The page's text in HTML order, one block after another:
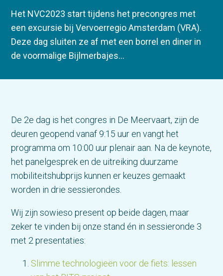
Het NVC2023 start tijdens het precongres met
een excursie bij Vervoerregio Amsterdam (VRA).
Deze dag sluiten ze af met een borrel en diner in
de voormalige Bijlmerbajes…
De 2e dag is het congres in De Meervaart, zijn de
deuren geopend vanaf 9:15 uur en vangt het
programma om 10:00 uur plenair aan. Na de keynote,
het panelgesprek en de uitreiking duurzame
mobiliteitshubprijs kunnen er keuzes gemaakt
worden in drie sessierondes.
Wij zijn sowieso present op beide dagen, maar
zeker te vinden bij onze stand én in sessieronde 3
met 2 presentaties:
Slimme technologieën voor de fiets: lessen